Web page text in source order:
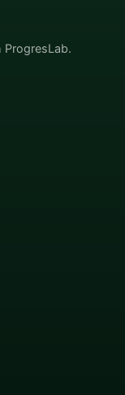
ProgresLab.